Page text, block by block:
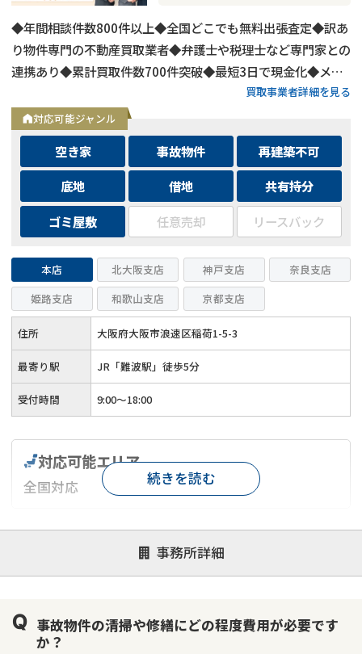
◆年間相談件数800件以上◆全国どこでも無料出張査定◆訳あ
り物件専門の不動産買取業者◆弁護士や税理士など専門家との
連携あり◆累計買取件数700件突破◆最短3日で現金化◆メー
買取事業者詳細を見る
対応可能ジャンル
空き家 事故物件
再建築不可
底地
借地
共有持分
ゴミ屋敷
任意売却 リースバック
本店 北大阪支店 神戸支店
奈良支店
姫路支店
和歌山支店 京都支店
住所 大阪府大阪市浪速区稲荷1-5-3
最寄り駅 JR「難波駅」徒歩5分
受付時間 9:00～18:00
事務所詳細
対応可能エリア
全国対応
対応が親身 オンライン面談可能
レスポンスが早い
1億円以上の買取可
続きを読む
事故物件の清掃や修繕にどの程度費用が必要です
か？